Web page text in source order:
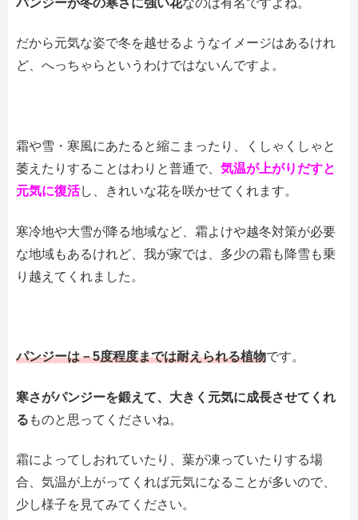
パンジーが冬の寒さに強い花なのは有名ですよね。
だから元気な姿で冬を越せるようなイメージはあるけれ
ど、へっちゃらというわけではないんですよ。
霜や雪・寒風にあたると縮こまったり、くしゃくしゃと
萎えたりすることはわりと普通で、 気温が上がりだすと
元気に復活し、きれいな花を咲かせてくれます。
寒冷地や大雪が降る地域など、霜よけや越冬対策が必要
な地域もあるけれど、我が家では、多少の霜も降雪も乗
り越えてくれました。
パンジーは－5度程度までは耐えられる植物です。
寒さがパンジーを鍛えて、大きく元気に成長させてくれ
る ものと思ってくださいね。
霜によってしおれていたり、葉が凍っていたりする場
合、気温が上がってくれば元気になることが多いので、
少し様子を見てみてください。